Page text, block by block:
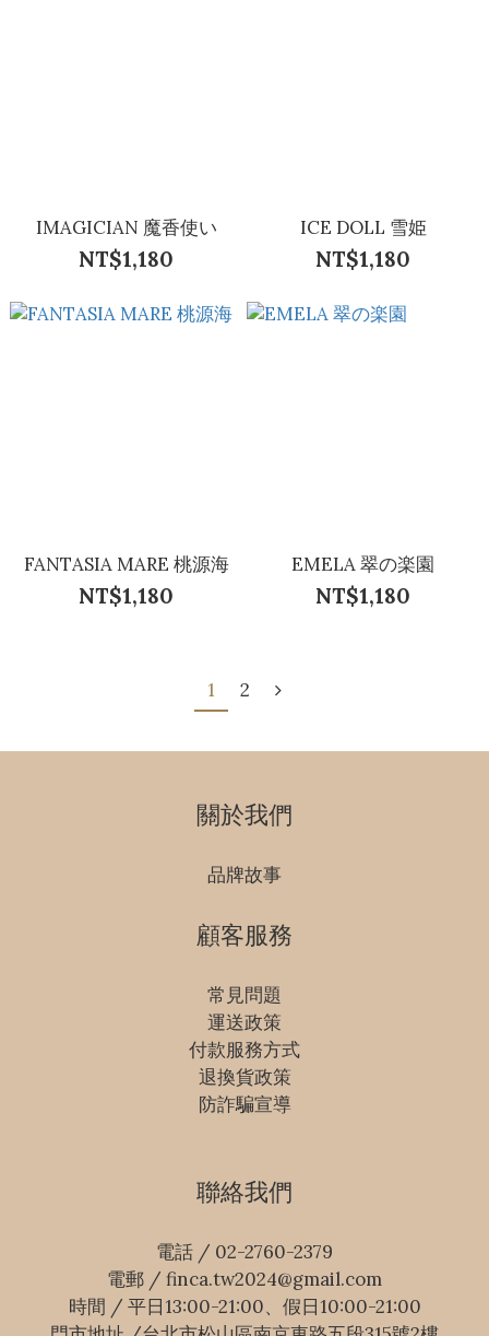
IMAGICIAN 魔香使い
NT$1,180
ICE DOLL 雪姫
NT$1,180
FANTASIA MARE 桃源海
NT$1,180
EMELA 翠の楽園
NT$1,180
1 2
關於我們
品牌故事
顧客服務
常見問題
運送政策
付款服務方式
退換貨政策
防詐騙宣導
聯絡我們
電話 / 02-2760-2379
電郵 / finca.tw2024@gmail.com
時間 / 平日13:00-21:00、假日10:00-21:00